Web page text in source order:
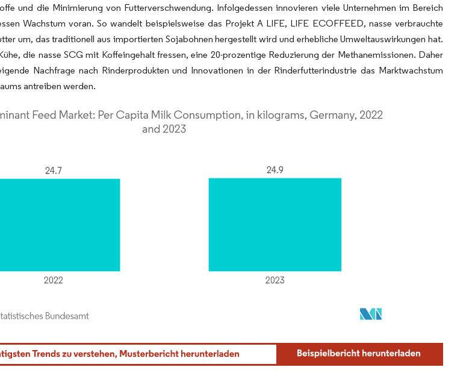
und die Minimierung von Futterverschwendung. Infolgedessen innovieren viele Unternehmen im Bereich
Wachstum voran. So wandelt beispielsweise das Projekt A LIFE, LIFE ECOFFEED, nasse verbrauchte
um, das traditionell aus importierten Sojabohnen hergestellt wird und erhebliche Umweltauswirkungen hat.
die nasse SCG mit Koffeingehalt fressen, eine 20-prozentige Reduzierung der Methanemissionen. Daher
Nachfrage nach Rinderprodukten und Innovationen in der Rinderfutterindustrie das Marktwachstum
antreiben werden.
erfordert Namensnennung gemäß CC BY 4.0.